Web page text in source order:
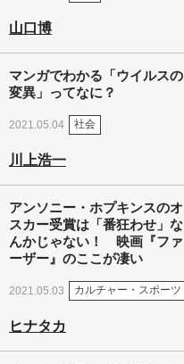
山口博
マンガでわかる「ウイルスの
変異」ってなに？
2021.05.04 社会
川上浩一
アンソニー・ホプキンスのオ
スカー受賞は「番狂わせ」な
んかじゃない！ 映画『ファ
ーザー』のここが凄い
2021.05.03 カルチャー・スポーツ
ヒナタカ